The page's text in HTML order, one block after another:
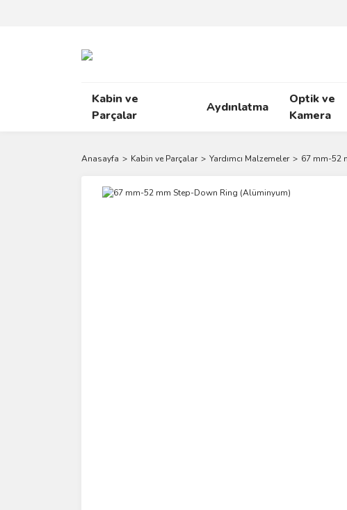
Kabin ve
Parçalar
Aydınlatma
Optik ve
Kamera
Anasayfa Kabin ve Parçalar Yardımcı Malzemeler 67 mm-52